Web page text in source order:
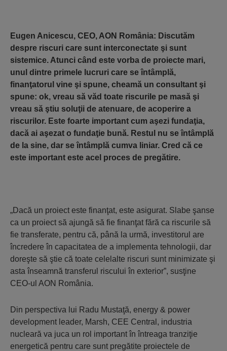
Eugen Anicescu, CEO, AON România: Discutăm
despre riscuri care sunt interconectate şi sunt
sistemice. Atunci când este vorba de proiecte mari,
unul dintre primele lucruri care se întâmplă,
finanţatorul vine şi spune, cheamă un consultant şi
spune: ok, vreau să văd toate riscurile pe masă şi
vreau să ştiu soluţii de atenuare, de acoperire a
riscurilor. Este foarte important cum aşezi fundaţia,
dacă ai aşezat o fundaţie bună. Restul nu se întâmplă
de la sine, dar se întâmplă cumva liniar. Cred că ce
este important este acel proces de pregătire.
„Dacă un proiect este finanţat, este asigurat. Slabe şanse
ca un proiect să ajungă să fie finanţat fără ca riscurile să
fie transferate, pentru că, până la urmă, investitorul are
încredere în capacitatea de a implementa tehnologii, dar
doreşte să ştie că toate celelalte riscuri sunt minimizate şi
asta înseamnă transferul riscului în exterior”, susţine
CEO-ul AON România.
Din perspectiva lui Radu Mustaţă, energy & power
development leader, Marsh, CEE Central, industria
nucleară va juca un rol important în întreaga tranziţie
energetică pentru care sunt pregătite proiectele de